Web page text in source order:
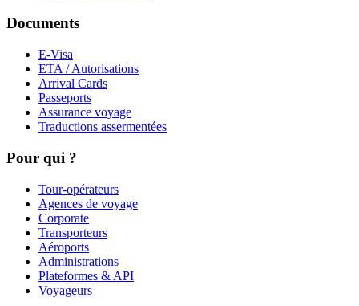
Documents
E-Visa
ETA / Autorisations
Arrival Cards
Passeports
Assurance voyage
Traductions assermentées
Pour qui ?
Tour-opérateurs
Agences de voyage
Corporate
Transporteurs
Aéroports
Administrations
Plateformes & API
Voyageurs